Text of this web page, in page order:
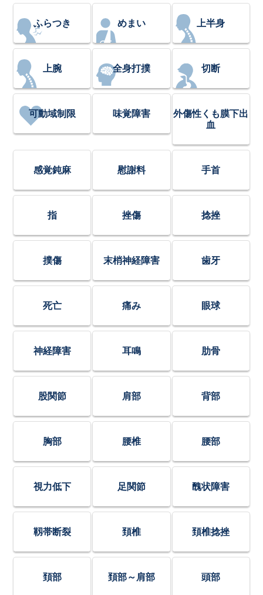
ふらつき めまい 上半身
上腕 全身打撲 切断
可動域制限 味覚障害
外傷性くも膜下出
血
感覚鈍麻 慰謝料 手首
指 挫傷 捻挫
撲傷 末梢神経障害 歯牙
死亡 痛み 眼球
神経障害 耳鳴 肋骨
股関節 肩部 背部
胸部 腰椎 腰部
視力低下 足関節 醜状障害
靱帯断裂 頚椎 頚椎捻挫
頚部 頚部～肩部 頭部